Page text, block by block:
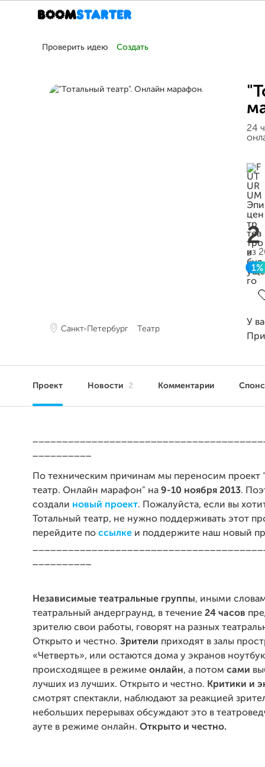
Проверить идею Создать
Санкт-Петербург Театр
24
из
1%
У
Проект Новости 2 Комментарии
По техническим причинам мы переносим проект
театр. Онлайн марафон" на 9-10 ноября 2013.
создали новый проект. Пожалуйста, если вы
Тотальный театр, не нужно поддерживать этот
перейдите по ссылке и поддержите наш новый
Независимые театральные группы, иными
театральный андерграунд, в течение 24 часов
зрителю свои работы, говорят на разных
Открыто и честно. Зрители приходят в залы
«Четверть», или остаются дома у экранов
происходящее в режиме онлайн, а потом сами
лучших из лучших. Открыто и честно. Критики и
смотрят спектакли, наблюдают за реакцией
небольших перерывах обсуждают это в
ауте в режиме онлайн. Открыто и честно.